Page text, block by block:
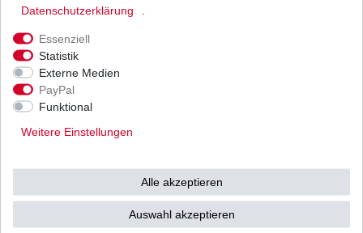
Versand
Ab einem Warenwert von
500 Euro versenden wir
53783 Eitorf (
unbedingt Termin
Daten­schutz­erklärung
Essenziell
Statistik
Externe Medien
PayPal
Funktional
Weitere Einstellungen
Alle akzeptieren
Auswahl akzeptieren